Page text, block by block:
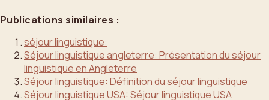
Publications similaires :
séjour linguistique:
Séjour linguistique angleterre: Présentation du séjour
linguistique en Angleterre
Séjour linguistique: Définition du séjour linguistique
Séjour linguistique USA: Séjour linguistique USA